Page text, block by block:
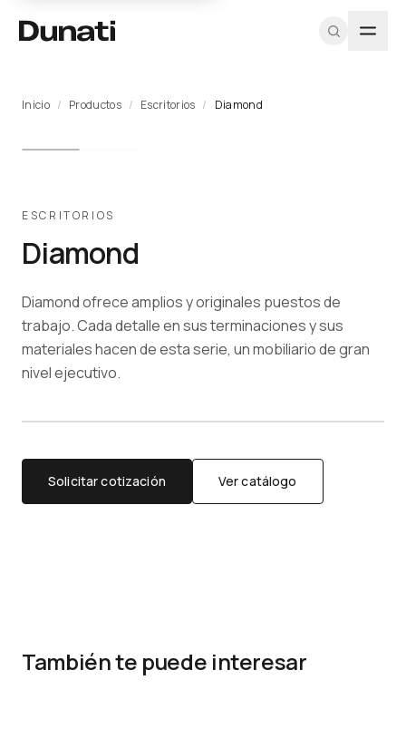
TIPOLOGÍAS
Sillas
Mesas
Cabinas
acústicas
Recepciones
EXPLORAR
Programa
para
Arquitectos →
PROGRAMA
arquitecto
Iniciar
sesión
HERRAMIENTAS
DUNATI
Nosotros
Diseñadores
Sostenibilidad
MÁS
Inicio / Productos / Escritorios / Diamond
ESCRITORIOS
Diamond
Diamond ofrece amplios y originales puestos de
trabajo. Cada detalle en sus terminaciones y sus
materiales hacen de esta serie, un mobiliario de gran
nivel ejecutivo.
Solicitar cotización Ver catálogo
También te puede interesar